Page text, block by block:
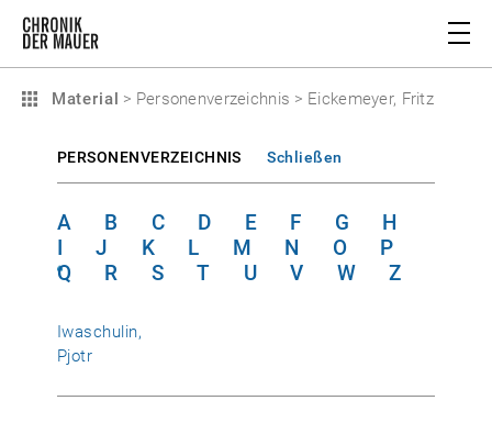
Material > Personenverzeichnis > Eickemeyer, Fritz
PERSONENVERZEICHNIS Schließen
A B C D E F G
H
I
J K L M N O
P
Q
R S T U V W Z
Iwaschulin,
Pjotr